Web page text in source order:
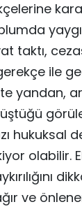
taktı,
ile
yandan,
hukuksal
olabilir.
ve